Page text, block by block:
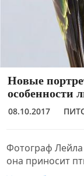
Новые
особенности
08.10.2017
Фотограф
она приносит